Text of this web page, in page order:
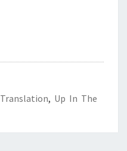
Translation, Up In The